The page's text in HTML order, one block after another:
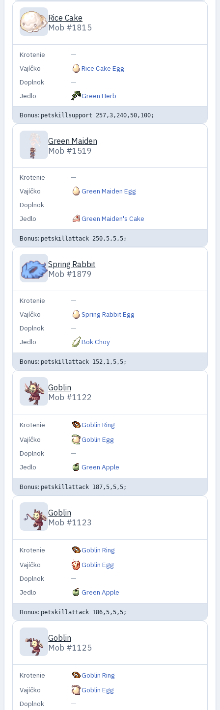
Rice Cake
Mob #1815
Krotenie
—
Vajíčko
Rice Cake Egg
Doplnok
—
Jedlo
Green Herb
Bonus: petskillsupport 257,3,240,50,100;
Green Maiden
Mob #1519
Krotenie
—
Vajíčko
Green Maiden Egg
Doplnok
—
Jedlo
Green Maiden's Cake
Bonus: petskillattack 250,5,5,5;
Spring Rabbit
Mob #1879
Krotenie
—
Vajíčko
Spring Rabbit Egg
Doplnok
—
Jedlo
Bok Choy
Bonus: petskillattack 152,1,5,5;
Goblin
Mob #1122
Krotenie
Goblin Ring
Vajíčko
Goblin Egg
Doplnok
—
Jedlo
Green Apple
Bonus: petskillattack 187,5,5,5;
Goblin
Mob #1123
Krotenie
Goblin Ring
Vajíčko
Goblin Egg
Doplnok
—
Jedlo
Green Apple
Bonus: petskillattack 186,5,5,5;
Goblin
Mob #1125
Krotenie
Goblin Ring
Vajíčko
Goblin Egg
Doplnok
—